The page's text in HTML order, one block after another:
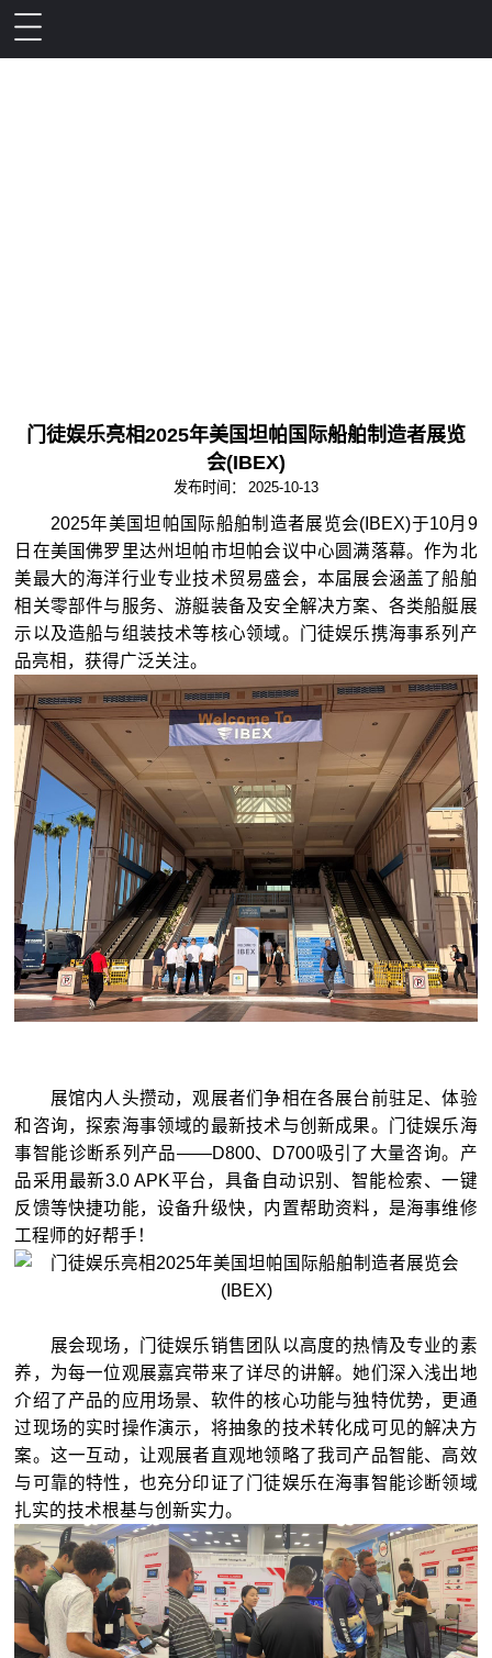
门徒娱乐亮相2025年美国坦帕国际船舶制造者展览
会(IBEX)
发布时间： 2025-10-13
2025年美国坦帕国际船舶制造者展览会(IBEX)于10月9
日在美国佛罗里达州坦帕市坦帕会议中心圆满落幕。作为北
美最大的海洋行业专业技术贸易盛会，本届展会涵盖了船舶
相关零部件与服务、游艇装备及安全解决方案、各类船艇展
示以及造船与组装技术等核心领域。门徒娱乐携海事系列产
品亮相，获得广泛关注。
展馆内人头攒动，观展者们争相在各展台前驻足、体验
和咨询，探索海事领域的最新技术与创新成果。门徒娱乐海
事智能诊断系列产品——D800、D700吸引了大量咨询。产
品采用最新3.0 APK平台，具备自动识别、智能检索、一键
反馈等快捷功能，设备升级快，内置帮助资料，是海事维修
工程师的好帮手！
展会现场，门徒娱乐销售团队以高度的热情及专业的素
养，为每一位观展嘉宾带来了详尽的讲解。她们深入浅出地
介绍了产品的应用场景、软件的核心功能与独特优势，更通
过现场的实时操作演示，将抽象的技术转化成可见的解决方
案。这一互动，让观展者直观地领略了我司产品智能、高效
与可靠的特性，也充分印证了门徒娱乐在海事智能诊断领域
扎实的技术根基与创新实力。